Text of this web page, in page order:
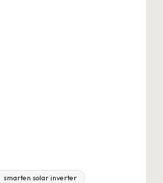
smarten solar inverter